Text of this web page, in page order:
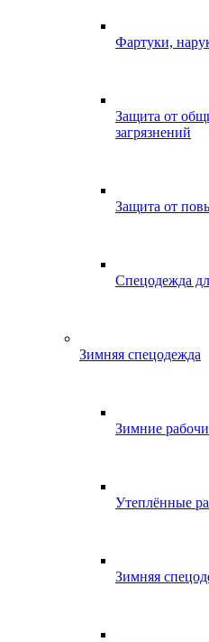
Фартуки,
Защита от
загрязнений
Защита от
Спецодежда
Зимняя спецодежда
Зимние
Утеплённые
Зимняя